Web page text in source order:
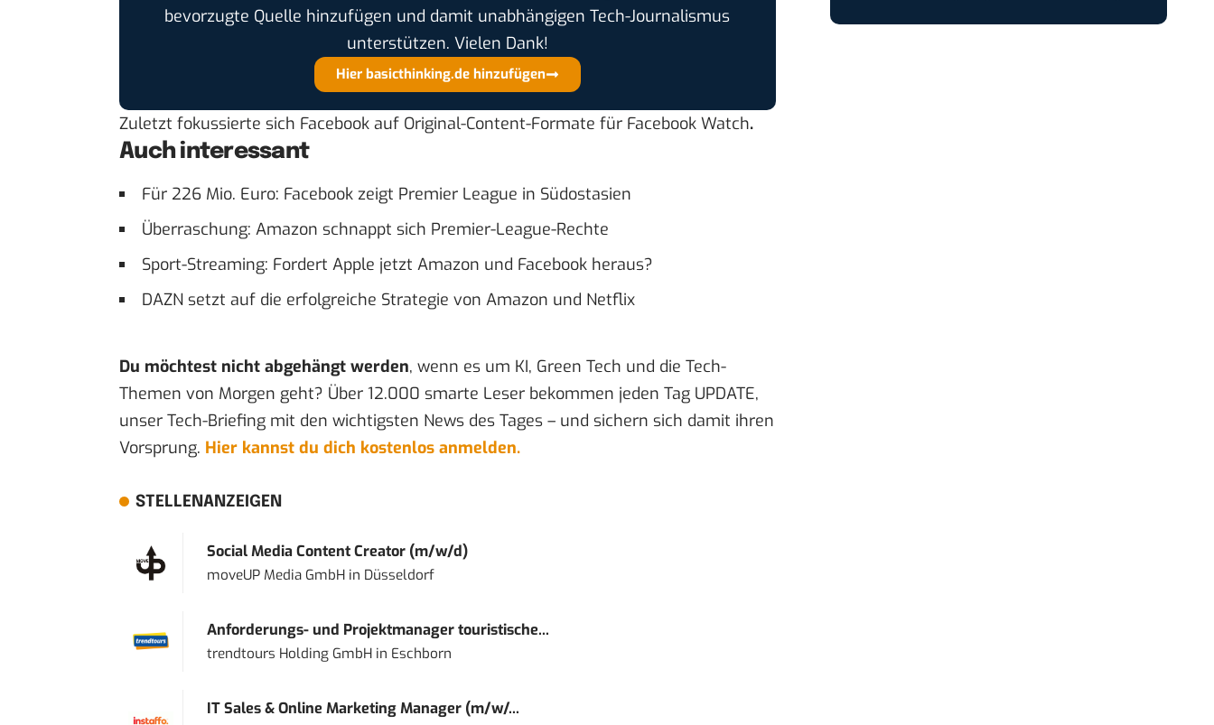
bevorzugte Quelle hinzufügen und damit unabhängigen Tech-Journalismus
unterstützen. Vielen Dank!
Hier basicthinking.de hinzufügen
Zuletzt fokussierte sich Facebook auf Original-Content-Formate für Facebook Watch.
Auch interessant
Für 226 Mio. Euro: Facebook zeigt Premier League in Südostasien
Überraschung: Amazon schnappt sich Premier-League-Rechte
Sport-Streaming: Fordert Apple jetzt Amazon und Facebook heraus?
DAZN setzt auf die erfolgreiche Strategie von Amazon und Netflix
Du möchtest nicht abgehängt werden, wenn es um KI, Green Tech und die Tech-
Themen von Morgen geht? Über 12.000 smarte Leser bekommen jeden Tag UPDATE,
unser Tech-Briefing mit den wichtigsten News des Tages – und sichern sich damit ihren
Vorsprung. Hier kannst du dich kostenlos anmelden.
STELLENANZEIGEN
Social Media Content Creator (m/w/d)
moveUP Media GmbHin Düsseldorf
Anforderungs- und Projektmanager touristische...
trendtours Holding GmbHin Eschborn
IT Sales & Online Marketing Manager (m/w/...